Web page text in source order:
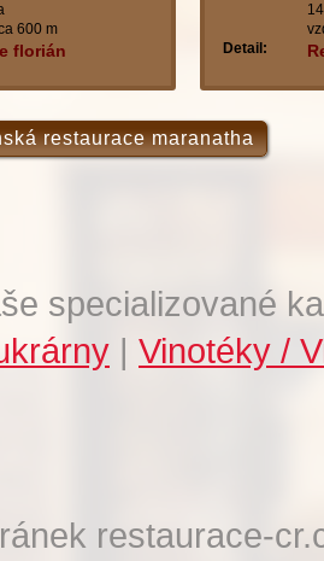
600 m
florián
Detail:
restaurace maranatha
specializované
| Vinotéky /
restaurace-